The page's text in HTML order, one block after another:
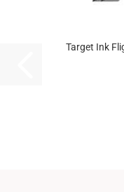
Target Ink